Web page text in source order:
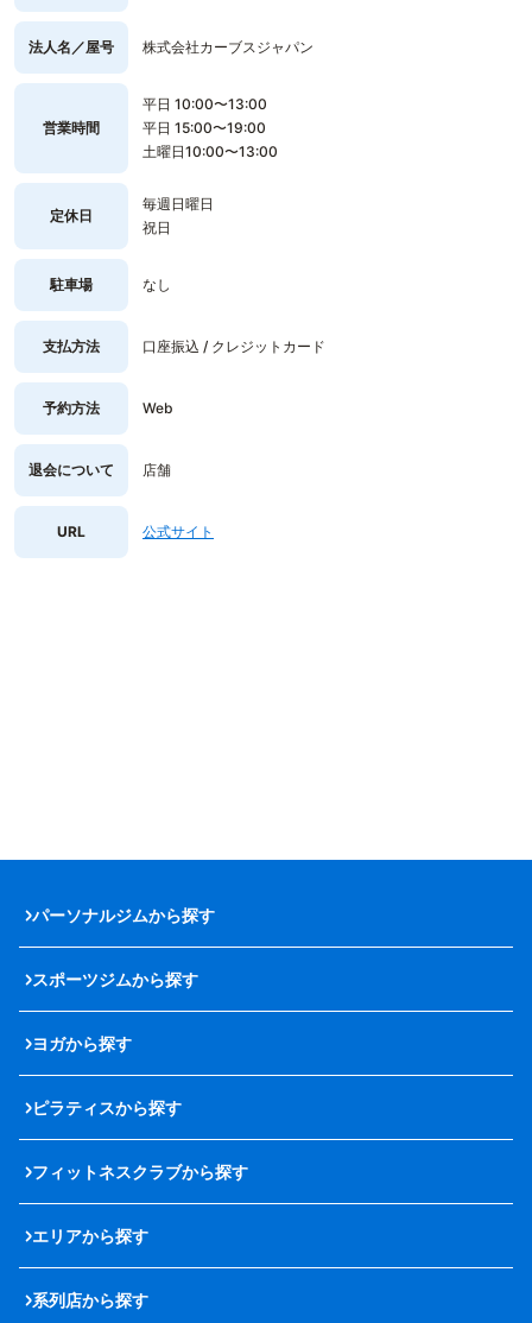
法人名／屋号 株式会社カーブスジャパン
営業時間
平日 10:00〜13:00
平日 15:00〜19:00
土曜日10:00〜13:00
定休日
毎週日曜日
祝日
駐車場 なし
支払方法 口座振込 / クレジットカード
予約方法 Web
退会について 店舗
URL 公式サイト
パーソナルジムから探す
スポーツジムから探す
ヨガから探す
ピラティスから探す
フィットネスクラブから探す
エリアから探す
系列店から探す